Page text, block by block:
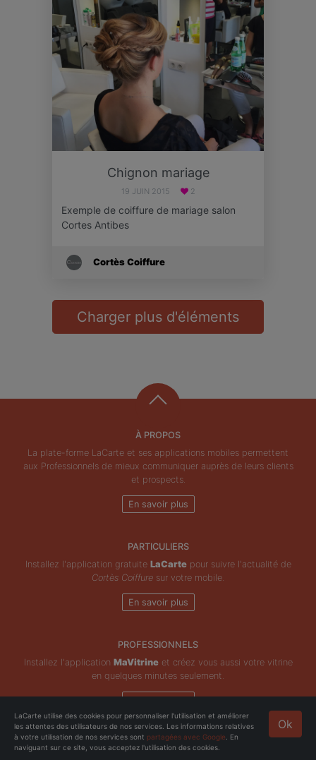
Chignon mariage
19 JUIN 2015 2
Exemple de coiffure de mariage salon
Cortes Antibes
Cortès Coiffure
Charger plus d'éléments
À PROPOS
La plate-forme LaCarte et ses applications mobiles permettent
aux Professionnels de mieux communiquer auprès de leurs clients
et prospects.
En savoir plus
PARTICULIERS
Installez l'application gratuite LaCartepour suivre l'actualité de
Cortès Coiffure sur votre mobile.
En savoir plus
PROFESSIONNELS
Installez l'application MaVitrineet créez vous aussi votre vitrine
en quelques minutes seulement.
En savoir plus
Copyright © ZeMAP 2026 - Tous droits réservés. Ok
LaCarte utilise des cookies pour personnaliser l'utilisation et améliorer
les attentes des utilisateurs de nos services. Les informations relatives
à votre utilisation de nos services sont partagées avec Google . En
naviguant sur ce site, vous acceptez l'utilisation des cookies.